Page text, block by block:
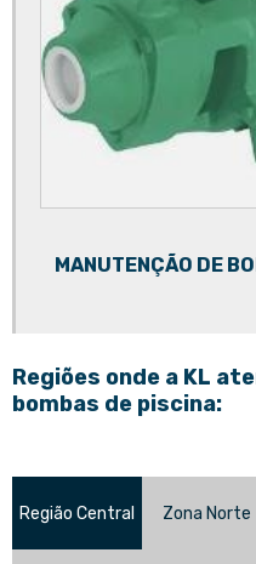
Rejuvenescimento de motores
Reparação de bombas
Reparação de bombas de água
Reparação de bombas de esgoto
Reparo de bomba hidráulica
Reparo inversor de frequência
Sistema de pressurização
Sistema de pressurização de
MANUTENÇÃO DE
Regiões onde a KL
bombas de piscina:
Região Central Zona Norte